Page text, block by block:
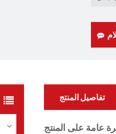
تفاصيل المنتج
عامة على المنتج